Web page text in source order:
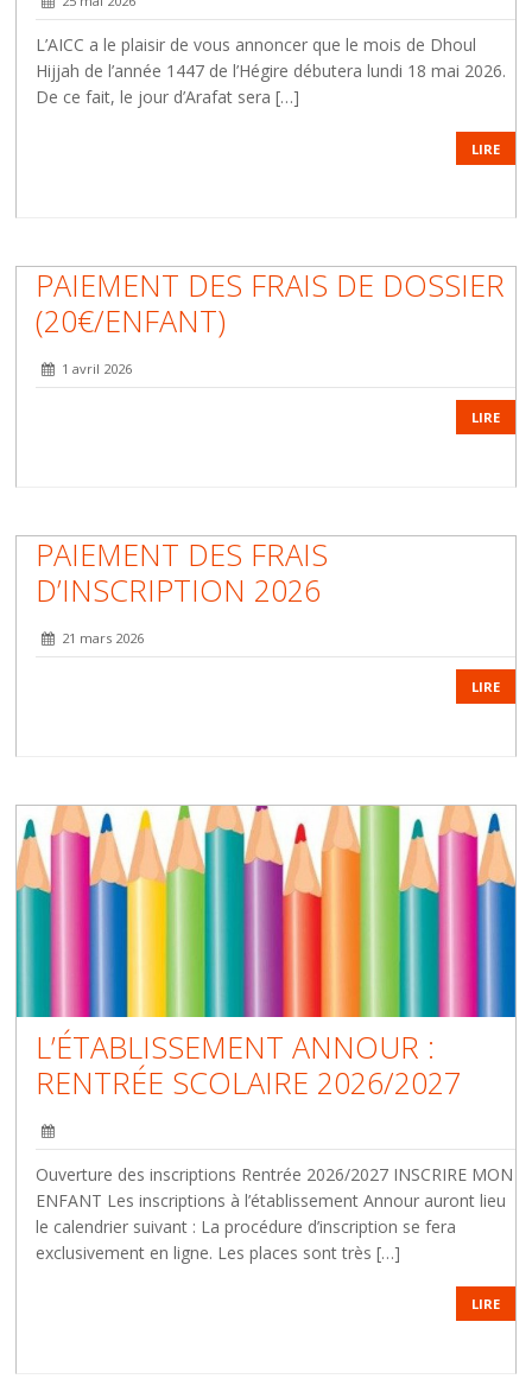
L’AICC a le plaisir de vous annoncer que le mois de Dhoul
Hijjah de l’année 1447 de l’Hégire débutera lundi 18 mai 2026.
De ce fait, le jour d’Arafat sera […]
LIRE
PAIEMENT DES FRAIS DE DOSSIER
(20€/ENFANT)
1 avril 2026
LIRE
PAIEMENT DES FRAIS
D’INSCRIPTION 2026
21 mars 2026
LIRE
L’ÉTABLISSEMENT ANNOUR :
RENTRÉE SCOLAIRE 2026/2027
Ouverture des inscriptions Rentrée 2026/2027 INSCRIRE MON
ENFANT Les inscriptions à l’établissement Annour auront lieu
le calendrier suivant : La procédure d’inscription se fera
exclusivement en ligne. Les places sont très […]
LIRE